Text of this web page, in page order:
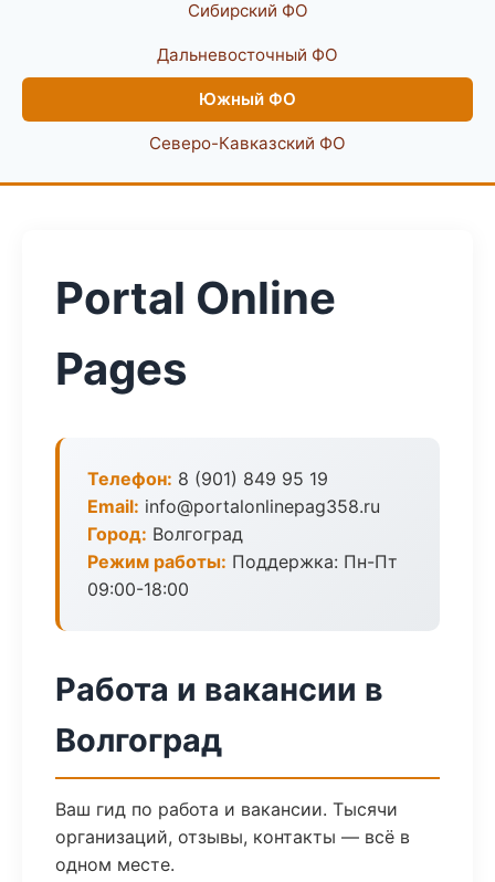
Сибирский ФО
Дальневосточный ФО
Южный ФО
Северо-Кавказский ФО
Portal Online
Pages
Телефон: 8 (901) 849 95 19
Email: info@portalonlinepag358.ru
Город: Волгоград
Режим работы: Поддержка: Пн-Пт
09:00-18:00
Работа и вакансии в
Волгоград
Ваш гид по работа и вакансии. Тысячи
организаций, отзывы, контакты — всё в
одном месте.